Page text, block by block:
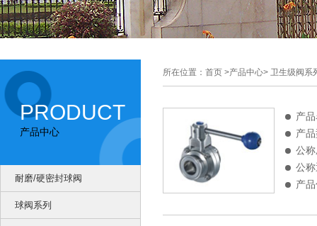
PRODUCT
产品中心
耐磨/硬密封球阀
球阀系列
所在位置：首页 >产品中心> 卫生级阀系
产
蝶阀
产
公
公
产